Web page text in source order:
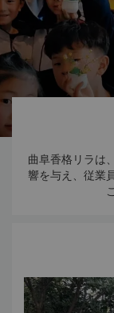
曲阜香格リラは
響を与え、従業